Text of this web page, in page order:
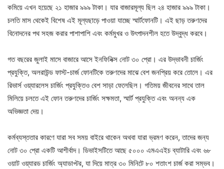
কমিয়ে এখন হয়েছে ২১ হাজার ৯৯৯ টাকা। যার বাজারমূল্য ছিল ২৪ হাজার ৯৯৯ টাকা।
চলতি মাস থেকেই বিশেষ এই মূল্যছাড়ে পাওয়া যাচ্ছে স্মার্টফোনটি। এই ছাড় তরুণদের
বিনোদনের পথ সহজ করার পাশাপাশি এবং কর্মমুখর ও উৎপাদনশীল হতে উদ্বুদ্ধ করবে।
গত বছরের জুলাই মাসে বাজারে আসে ইনফিনিক্স নোট ৩০ প্রো। এর উদ্ভাবনী চার্জিং
প্রযুক্তি, অলরাউন্ড ফাস্ট-চার্জ ফোনটিকে তরুণদের মাঝে বেশ জনপ্রিয় করে তোলে। এর
রিভার্স ওয়্যারলেস চার্জিং প্রযুক্তিও বেশ সাড়া ফেলেছিল। গতিময় জীবনের সাথে তাল
মিলিয়ে চলতে এই ফোন তরুণদের চার্জিং সক্ষমতা, স্মার্ট প্রযুক্তি এবং অনন্য এক
অভিজ্ঞতা দেয়।
কর্মব্যস্ততার কারণে যারা সব সময় বাইরে থাকেন অথবা যারা ভ্রমণ করেন, তাদের জন্য
নোট ৩০ প্রো একটি আশীর্বাদ। ডিভাইসটিতে আছে ৫০০০ এমএএইচ ব্যাটারি এবং ৬৮
ওয়াট ওয়্যারড চার্জিং অ্যাডাপ্টর, যা দিয়ে মাত্র ৩০ মিনিটে ৮০ শতাংশ চার্জ করা সম্ভব।